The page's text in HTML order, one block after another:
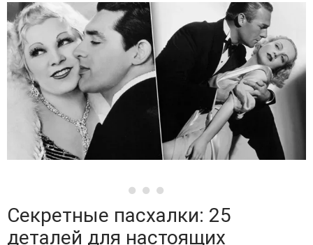
Секретные пасхалки: 25
деталей для настоящих